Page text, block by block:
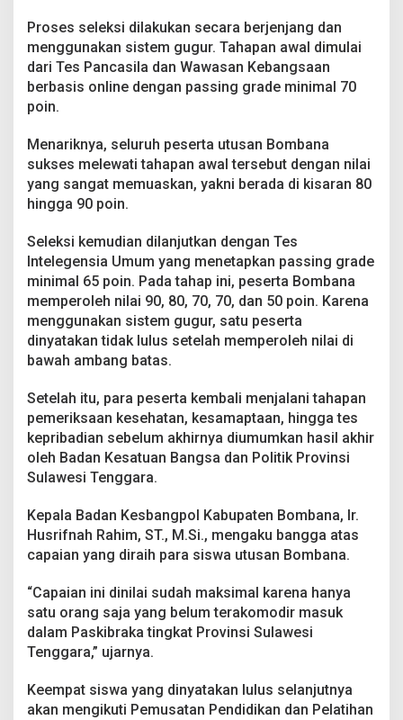
a
r
k
a
r
a
h
u
i
h
d
T
i
n
g
t
P
r
o
i
s
i
Proses seleksi dilakukan secara berjenjang dan
menggunakan sistem gugur. Tahapan awal dimulai
dari Tes Pancasila dan Wawasan Kebangsaan
berbasis online dengan passing grade minimal 70
poin.
Menariknya, seluruh peserta utusan Bombana
sukses melewati tahapan awal tersebut dengan nilai
yang sangat memuaskan, yakni berada di kisaran 80
hingga 90 poin.
Seleksi kemudian dilanjutkan dengan Tes
Intelegensia Umum yang menetapkan passing grade
minimal 65 poin. Pada tahap ini, peserta Bombana
memperoleh nilai 90, 80, 70, 70, dan 50 poin. Karena
menggunakan sistem gugur, satu peserta
dinyatakan tidak lulus setelah memperoleh nilai di
bawah ambang batas.
Setelah itu, para peserta kembali menjalani tahapan
pemeriksaan kesehatan, kesamaptaan, hingga tes
kepribadian sebelum akhirnya diumumkan hasil akhir
oleh Badan Kesatuan Bangsa dan Politik Provinsi
Sulawesi Tenggara.
Kepala Badan Kesbangpol Kabupaten Bombana, Ir.
Husrifnah Rahim, ST., M.Si., mengaku bangga atas
capaian yang diraih para siswa utusan Bombana.
“Capaian ini dinilai sudah maksimal karena hanya
satu orang saja yang belum terakomodir masuk
dalam Paskibraka tingkat Provinsi Sulawesi
Tenggara,” ujarnya.
Keempat siswa yang dinyatakan lulus selanjutnya
akan mengikuti Pemusatan Pendidikan dan Pelatihan